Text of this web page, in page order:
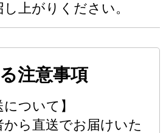
上がりください。
注意事項
について】
から直送でお届けいた